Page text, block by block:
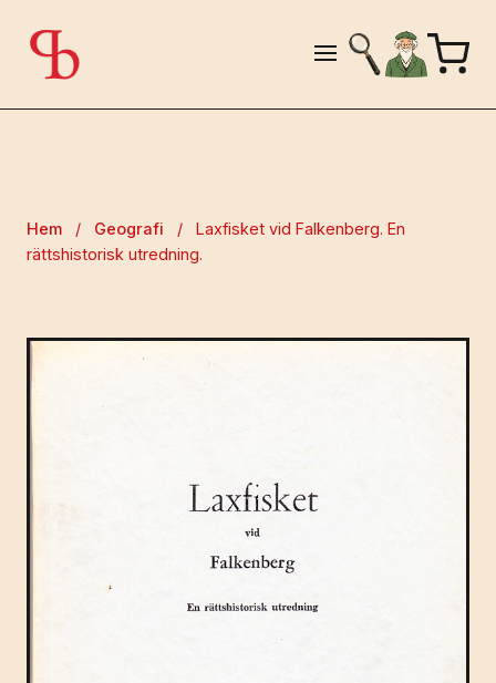
Hem / Geografi /
Laxfisket vid Falkenberg. En
rättshistorisk utredning.